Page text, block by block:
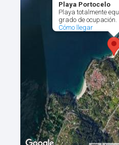
Playa Portocelo
Playa totalmente
grado de ocupación.
Cómo llegar